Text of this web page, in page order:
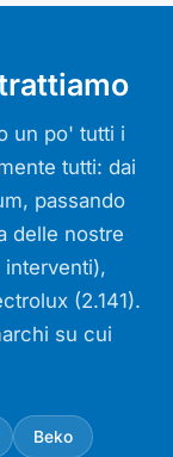
un po' tutti i
tutti: dai
passando
delle nostre
interventi),
(2.141).
su cui
Beko